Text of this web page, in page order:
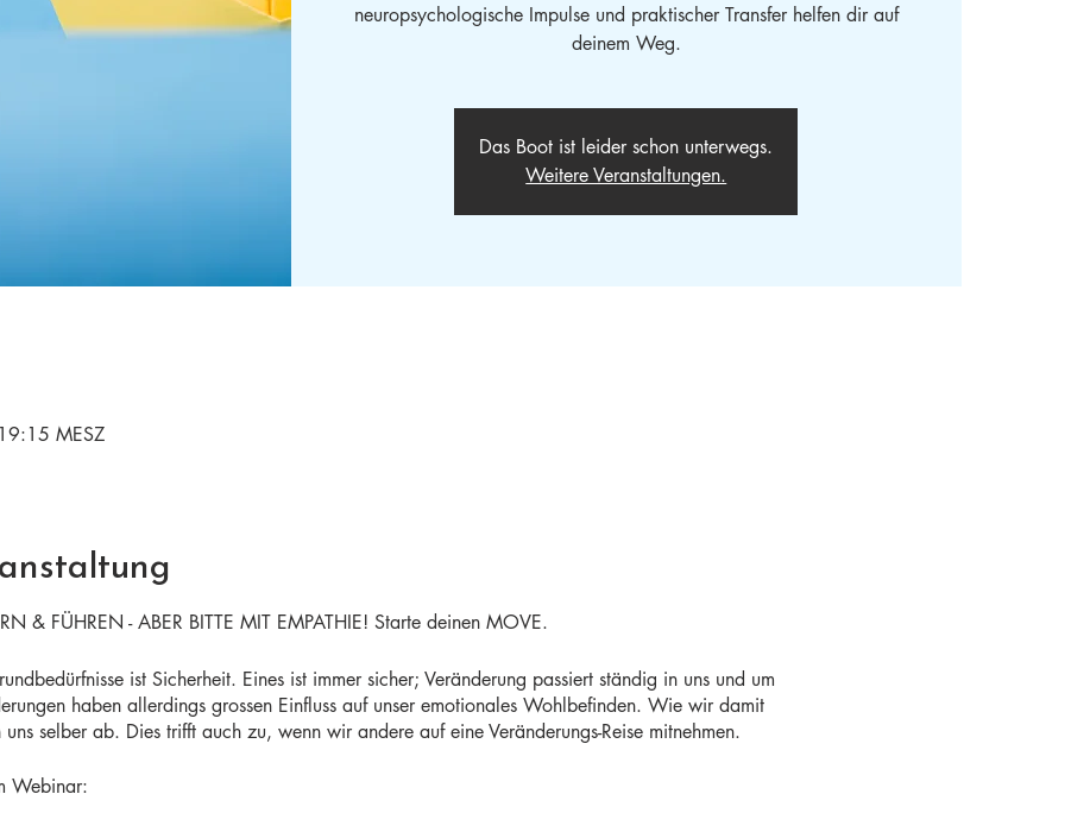
neuropsychologische Impulse und praktischer Transfer helfen dir auf
deinem Weg.
Das Boot ist leider schon unterwegs.
Weitere Veranstaltungen.
MESZ
& FÜHREN - ABER BITTE MIT EMPATHIE! Starte deinen MOVE.
ist Sicherheit. Eines ist immer sicher; Veränderung passiert ständig in uns und um
haben allerdings grossen Einfluss auf unser emotionales Wohlbefinden. Wie wir damit
selber ab. Dies trifft auch zu, wenn wir andere auf eine Veränderungs-Reise mitnehmen.
Webinar: